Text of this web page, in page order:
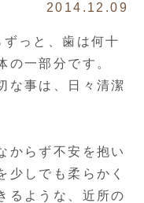
2014.12.09
っと、歯は何十
の一部分です。
な事は、日々清潔
からず不安を抱い
少しでも柔らかく
るような、近所の